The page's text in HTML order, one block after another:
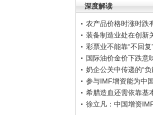
深度解读
农产品价格时涨时跌
装备制造业处在创新
彩票业不能靠“不回复
国际油价金价下跌意
奶企公关中传递的“负
参与IMF增资能为中
希腊造血还需依靠基
徐立凡：中国增资